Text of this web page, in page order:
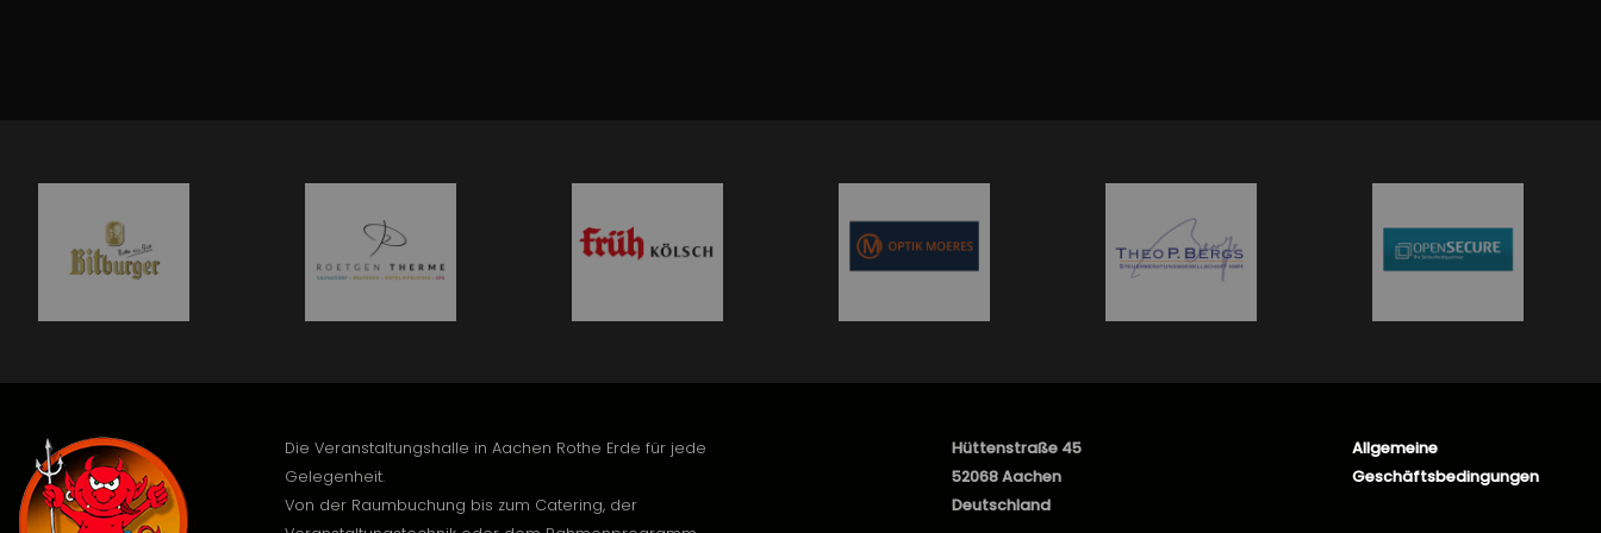
Die Veranstaltungshalle in Aachen Rothe Erde für jede
Gelegenheit.
Von der Raumbuchung bis zum Catering, der
Hüttenstraße 45
52068 Aachen
Deutschland
Allgemeine
Geschäftsbedingungen